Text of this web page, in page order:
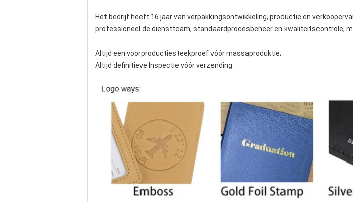
Het bedrijf heeft 16 jaar van verpakkingsontwikkeling, productie en
professioneel de dienstteam, standaardprocesbeheer en kwaliteitscontrole,
Altijd een voorproductiesteekproef vóór massaproduktie;
Altijd definitieve Inspectie vóór verzending.